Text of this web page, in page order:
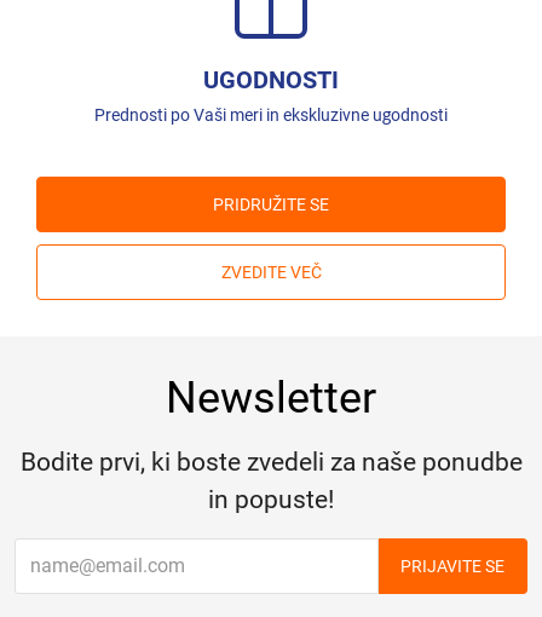
UGODNOSTI
Prednosti po Vaši meri in ekskluzivne ugodnosti
PRIDRUŽITE SE
ZVEDITE VEČ
Newsletter
Bodite prvi, ki boste zvedeli za naše ponudbe
in popuste!
PRIJAVITE SE